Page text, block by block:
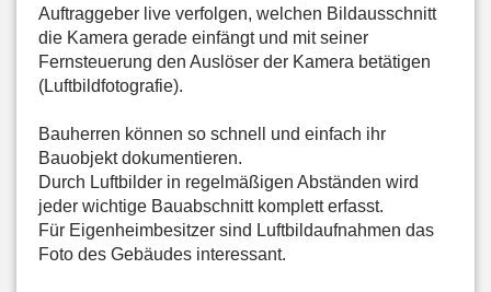
Auftraggeber live verfolgen, welchen Bildausschnitt
die Kamera gerade einfängt und mit seiner
Fernsteuerung den Auslöser der Kamera betätigen
(Luftbildfotografie).
Bauherren können so schnell und einfach ihr
Bauobjekt dokumentieren.
Durch Luftbilder in regelmäßigen Abständen wird
jeder wichtige Bauabschnitt komplett erfasst.
Für Eigenheimbesitzer sind Luftbildaufnahmen das
Foto des Gebäudes interessant.